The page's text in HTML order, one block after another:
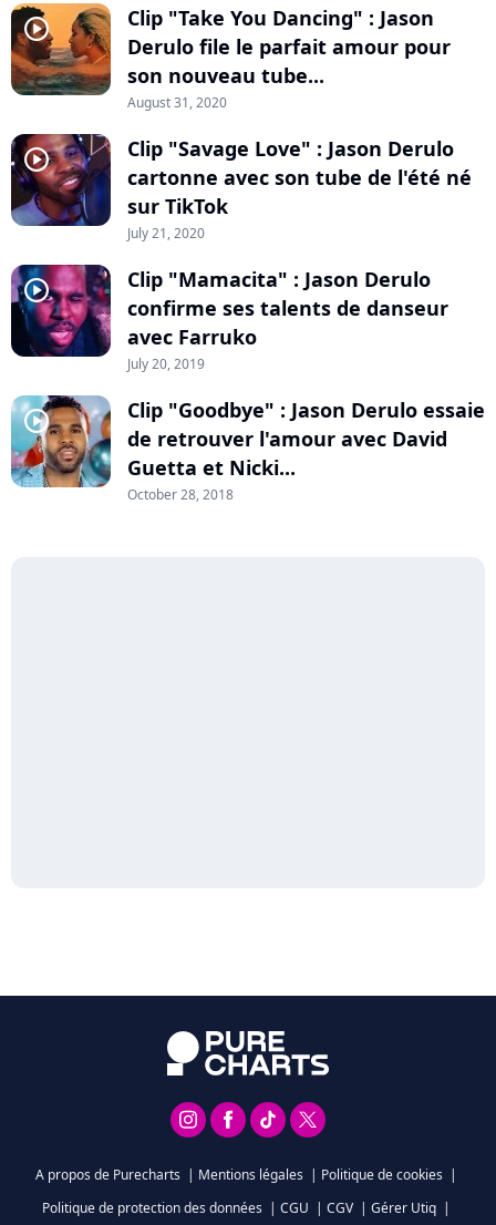
player2
Clip "Take You Dancing" : Jason
Derulo file le parfait amour pour
son nouveau tube...
August 31, 2020
player2
Clip "Savage Love" : Jason Derulo
cartonne avec son tube de l'été né
sur TikTok
July 21, 2020
player2
Clip "Mamacita" : Jason Derulo
confirme ses talents de danseur
avec Farruko
July 20, 2019
player2
Clip "Goodbye" : Jason Derulo essaie
de retrouver l'amour avec David
Guetta et Nicki...
October 28, 2018
A propos de Purecharts | Mentions légales | Politique de cookies |
Politique de protection des données | CGU | CGV | Gérer Utiq |